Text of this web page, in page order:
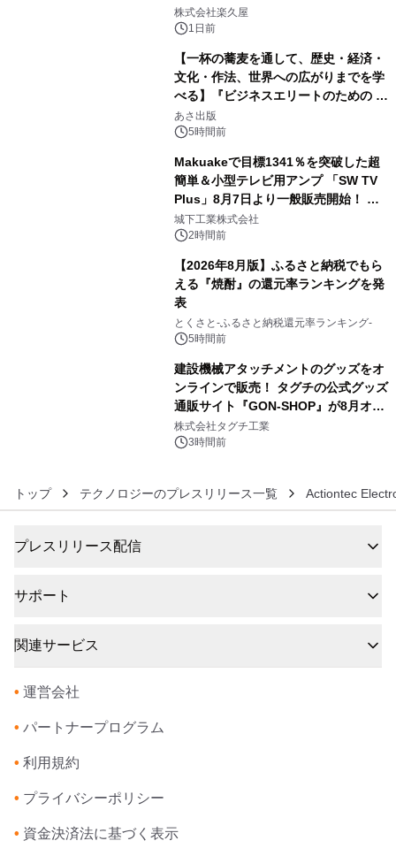
メニューを提供
株式会社楽久屋
1日前
【一杯の蕎麦を通して、歴史・経済・
文化・作法、世界への広がりまでを学
べる】『ビジネスエリートのための 教
養としての蕎麦』2026年8月25日
（火）発売
あさ出版
5時間前
Makuakeで目標1341％を突破した超
簡単＆小型テレビ用アンプ 「SW TV
Plus」8月7日より一般販売開始！ ケ
ーブル1本つなぐだけ、テレビの音が
ぐっと豊かに
城下工業株式会社
2時間前
【2026年8月版】ふるさと納税でもら
える『焼酎』の還元率ランキングを発
表
とくさと-ふるさと納税還元率ランキング-
5時間前
建設機械アタッチメントのグッズをオ
ンラインで販売！ タグチの公式グッズ
通販サイト『GON-SHOP』が8月オー
プン
株式会社タグチ工業
3時間前
トップ テクノロジーのプレスリリース一覧 Actiontec
プレスリリース配信
サポート
関連サービス
• 運営会社
• パートナープログラム
• 利用規約
• プライバシーポリシー
• 資金決済法に基づく表示